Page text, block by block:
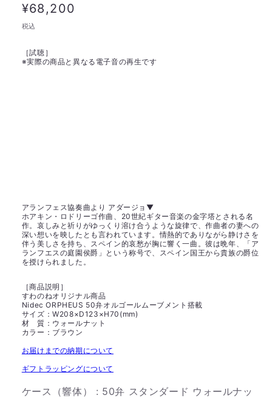
通
常
格
¥68,200
税込
［試聴］
※実際の商品と異なる電子音の再生です
アランフェス協奏曲より アダージョ▼
ホアキン・ロドリーゴ作曲、20世紀ギター音楽の金字塔とされる名
作。哀しみと祈りがゆっくり溶け合うような旋律で、作曲者の妻への
深い想いを映したとも言われています。情熱的でありながら静けさを
伴う美しさを持ち、スペイン的哀愁が胸に響く一曲。彼は晩年、「ア
ランフエスの庭園侯爵」という称号で、スペイン国王から貴族の爵位
を授けられました。
［商品説明］
すわのねオリジナル商品
Nidec ORPHEUS 50弁オルゴールムーブメント搭載
サイズ：W208×D123×H70(mm)
材 質：ウォールナット
カラー：ブラウン
お届けまでの納期について
ギフトラッピングについて
ケース（響体） : 50弁 スタンダード ウォールナッ